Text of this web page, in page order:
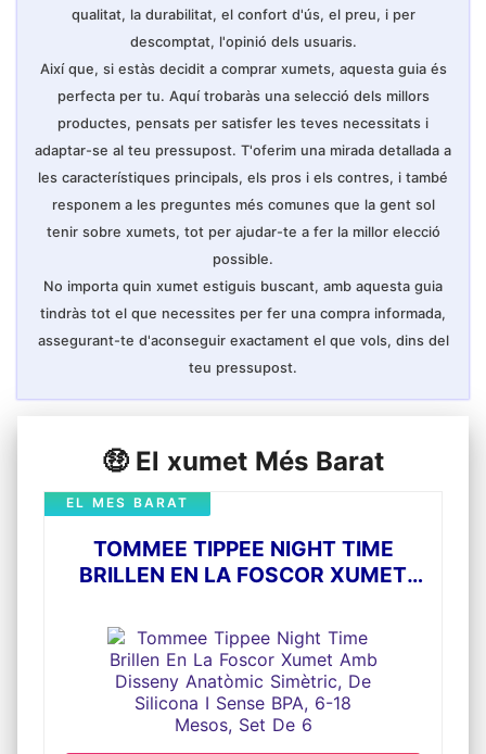
qualitat, la durabilitat, el confort d'ús, el preu, i per
descomptat, l'opinió dels usuaris.
Així que, si estàs decidit a comprar xumets, aquesta guia és
perfecta per tu. Aquí trobaràs una selecció dels millors
productes, pensats per satisfer les teves necessitats i
adaptar-se al teu pressupost. T'oferim una mirada detallada a
les característiques principals, els pros i els contres, i també
responem a les preguntes més comunes que la gent sol
tenir sobre xumets, tot per ajudar-te a fer la millor elecció
possible.
No importa quin xumet estiguis buscant, amb aquesta guia
tindràs tot el que necessites per fer una compra informada,
assegurant-te d'aconseguir exactament el que vols, dins del
teu pressupost.
🤑 El xumet Més Barat
TOMMEE TIPPEE NIGHT TIME
BRILLEN EN LA FOSCOR XUMET
DE SILICONA I SENSE BPA, 6-18
MESOS, SET DE 6
EL MES BARAT